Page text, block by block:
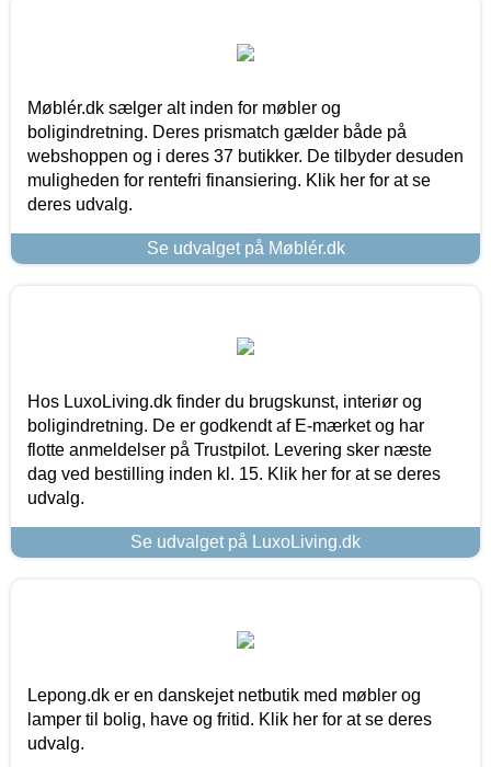
Møblér.dk sælger alt inden for møbler og
boligindretning. Deres prismatch gælder både på
webshoppen og i deres 37 butikker. De tilbyder desuden
muligheden for rentefri finansiering. Klik her for at se
deres udvalg.
Se udvalget på Møblér.dk
Hos LuxoLiving.dk finder du brugskunst, interiør og
boligindretning. De er godkendt af E-mærket og har
flotte anmeldelser på Trustpilot. Levering sker næste
dag ved bestilling inden kl. 15. Klik her for at se deres
udvalg.
Se udvalget på LuxoLiving.dk
Lepong.dk er en danskejet netbutik med møbler og
lamper til bolig, have og fritid. Klik her for at se deres
udvalg.